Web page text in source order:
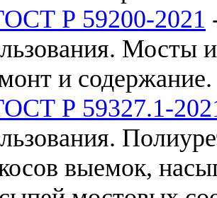
Р 59200-2021
Мосты
и
Р 59327.1-
выемок,